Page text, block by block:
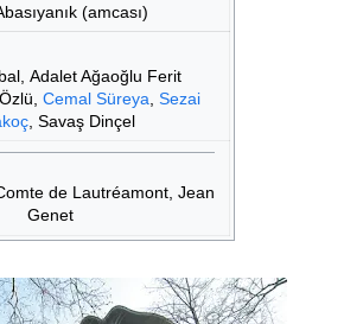
(amcası)
Adalet Ağaoğlu Ferit
Cemal Süreya ,Sezai
, Savaş Dinçel
de Lautréamont, Jean
Genet